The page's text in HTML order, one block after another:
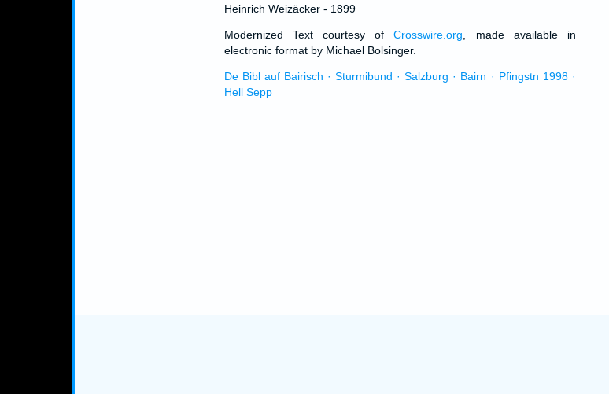
Heinrich Weizäcker - 1899
Modernized Text courtesy ofCrosswire.org , made available in
electronic format by Michael Bolsinger.
De Bibl auf Bairisch · Sturmibund · Salzburg · Bairn · Pfingstn 1998 ·
Hell Sepp